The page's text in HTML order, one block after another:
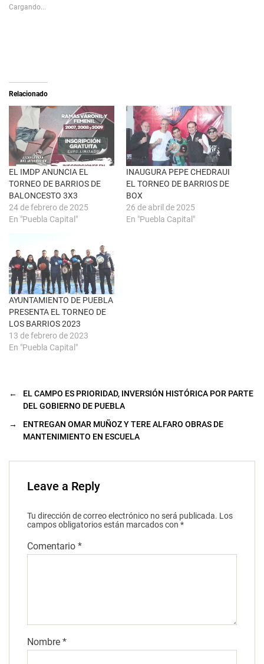
s
h
e
b
r
e
n
u
n
a
v
e
n
t
a
n
a
n
u
e
F
a
c
e
b
o
o
k
(
S
e
a
b
r
e
n
a
v
e
n
t
a
n
a
n
u
e
v
Cargando...
Relacionado
EL IMDP ANUNCIA EL
TORNEO DE BARRIOS DE
BALONCESTO 3X3
24 de febrero de 2025
En "Puebla Capital"
INAUGURA PEPE CHEDRAUI
EL TORNEO DE BARRIOS DE
BOX
26 de abril de 2025
En "Puebla Capital"
AYUNTAMIENTO DE PUEBLA
PRESENTA EL TORNEO DE
LOS BARRIOS 2023
13 de febrero de 2023
En "Puebla Capital"
←
EL CAMPO ES PRIORIDAD, INVERSIÓN HISTÓRICA POR PARTE
DEL GOBIERNO DE PUEBLA
→
ENTREGAN OMAR MUÑOZ Y TERE ALFARO OBRAS DE
MANTENIMIENTO EN ESCUELA
Leave a Reply
Tu dirección de correo electrónico no será publicada. Los
campos obligatorios están marcados con *
Comentario *
Nombre *